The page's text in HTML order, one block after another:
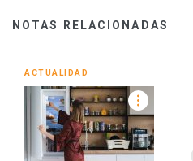
NOTAS RELACIONADAS
ACTUALIDAD